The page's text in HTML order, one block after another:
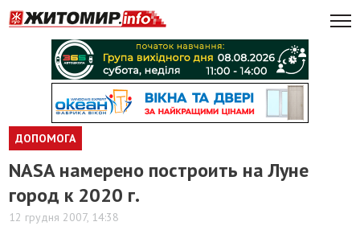
ДОПОМОГА
NASA намерено построить на Луне
город к 2020 г.
12 грудня 2007, 14:38